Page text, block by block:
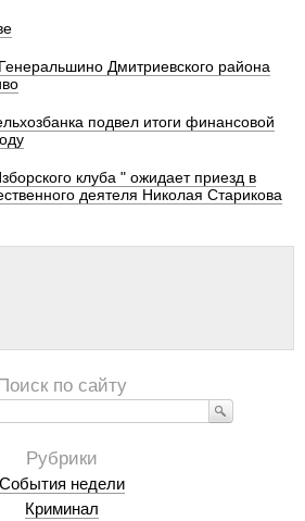
Дмитриевского района
подвел итоги финансовой
клуба " ожидает приезд в
деятеля Николая Старикова
События недели
Криминал